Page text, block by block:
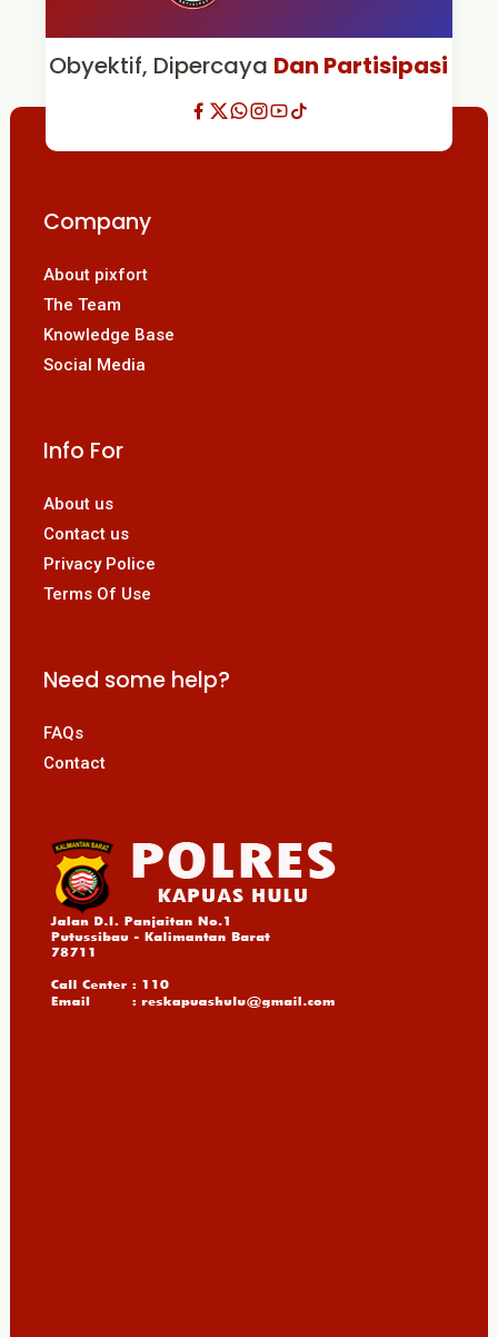
Obyektif, Dipercaya Dan Partisipasi
Company
About pixfort
The Team
Knowledge Base
Social Media
Info For
About us
Contact us
Privacy Police
Terms Of Use
Need some help?
FAQs
Contact